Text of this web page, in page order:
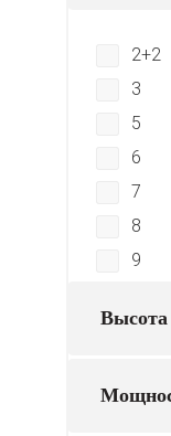
2+2
3
5
6
7
8
9
28
Высота